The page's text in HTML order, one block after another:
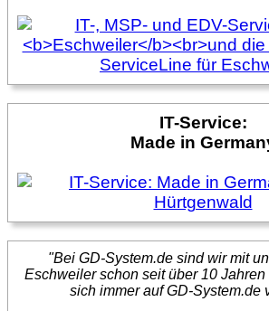
IT-Service:
Made in
"Bei GD-System.de sind wir mit
Eschweiler schon seit über 10
sich immer auf GD-System.de